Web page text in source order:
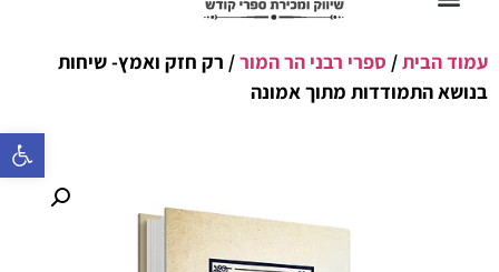
פתח סרגל
עמוד הבית/ ספרי רבני הר המור/ רק חזק ואמץ- שיחות
בנושא התמודדות מתוך אמונה